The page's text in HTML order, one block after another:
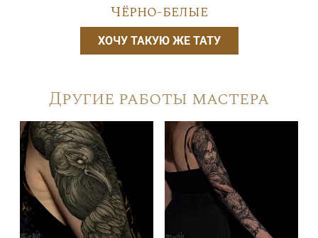
Чёрно-белые
ХОЧУ ТАКУЮ ЖЕ ТАТУ
Другие работы мастера